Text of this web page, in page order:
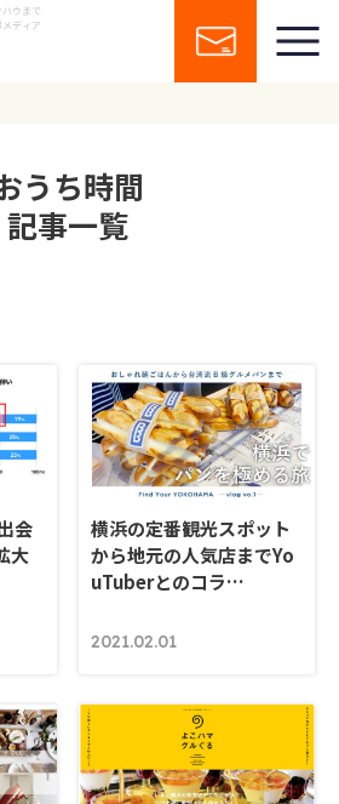
ウまで
ディア
うち時間
記事一覧
会
大
横浜の定番観光スポット
から地元の人気店までYo
uTuberとのコラ…
2021.02.01